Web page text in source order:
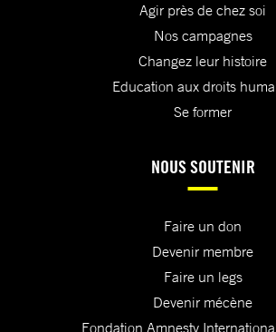
Agir près de chez soi
Nos campagnes
Changez leur histoire
Education aux droits
Se former
NOUS SOUTENIR
Faire un don
Devenir membre
Faire un legs
Devenir mécène
Fondation Amnesty